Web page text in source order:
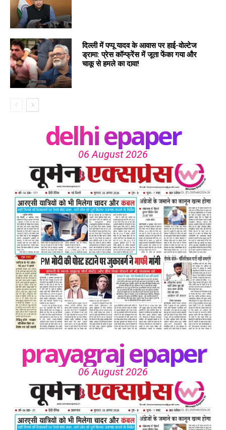
दिल्ली में पप्पू यादव के आवास पर हाई-वोल्टेज
ड्रामा: प्रेस कॉन्फ्रेंस में जूता फेंका गया और
चाकू से हमले का दावा!
delhi epaper
06 August 2026
prayagraj epaper
06 August 2026